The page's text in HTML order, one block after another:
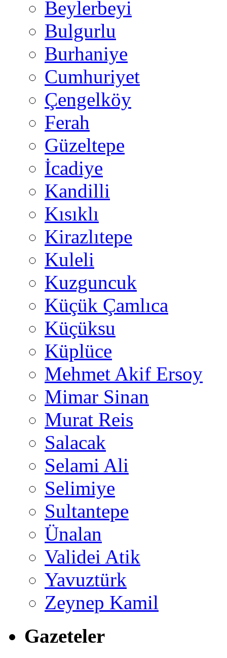
Beylerbeyi
Bulgurlu
Burhaniye
Cumhuriyet
Çengelköy
Ferah
Güzeltepe
İcadiye
Kandilli
Kısıklı
Kirazlıtepe
Kuleli
Kuzguncuk
Küçük Çamlıca
Küçüksu
Küplüce
Mehmet Akif Ersoy
Mimar Sinan
Murat Reis
Salacak
Selami Ali
Selimiye
Sultantepe
Ünalan
Validei Atik
Yavuztürk
Zeynep Kamil
Gazeteler